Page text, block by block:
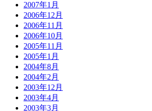
2007年1月
2006年12月
2006年11月
2006年10月
2005年11月
2005年1月
2004年8月
2004年2月
2003年12月
2003年4月
2003年3月